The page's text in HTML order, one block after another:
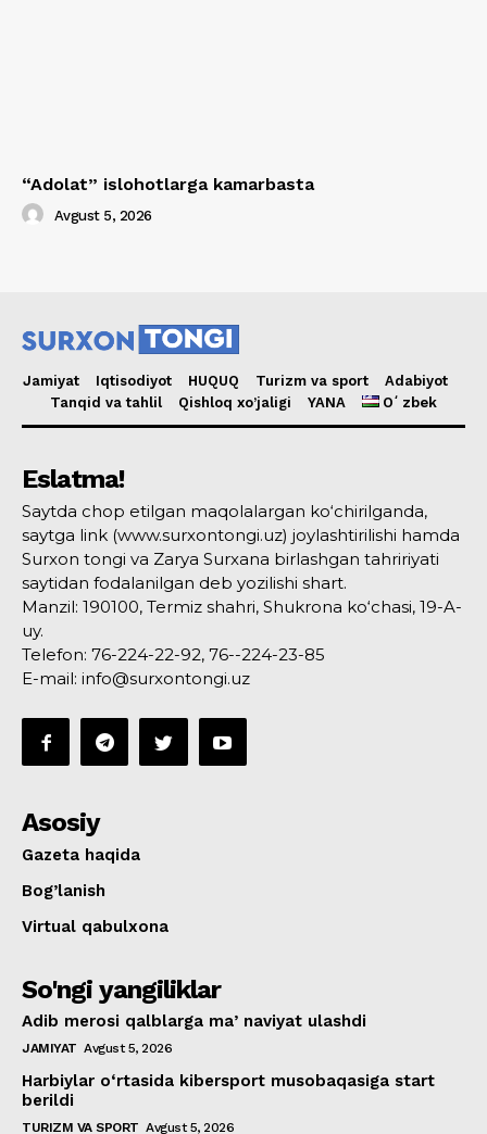
“Adolat” islohotlarga kamarbasta
Avgust 5, 2026
Jamiyat Iqtisodiyot HUQUQ Turizm va sport
Adabiyot
Tanqid va tahlil
Qishloq xo’jaligi YANA Oʻzbek
Eslatma!
Saytda chop etilgan maqolalargan ko‘chirilganda,
saytga link (www.surxontongi.uz) joylashtirilishi hamda
Surxon tongi va Zarya Surxana birlashgan tahririyati
saytidan fodalanilgan deb yozilishi shart.
Manzil: 190100, Termiz shahri, Shukrona ko‘chasi, 19-A-
uy.
Telefon: 76-224-22-92, 76--224-23-85
E-mail: info@surxontongi.uz
Asosiy
Gazeta haqida
Bog’lanish
Virtual qabulxona
So'ngi yangiliklar
Adib merosi qalblarga maʼnaviyat ulashdi
JAMIYAT Avgust 5, 2026
Harbiylar o‘rtasida kibersport musobaqasiga start
berildi
TURIZM VA SPORT Avgust 5, 2026